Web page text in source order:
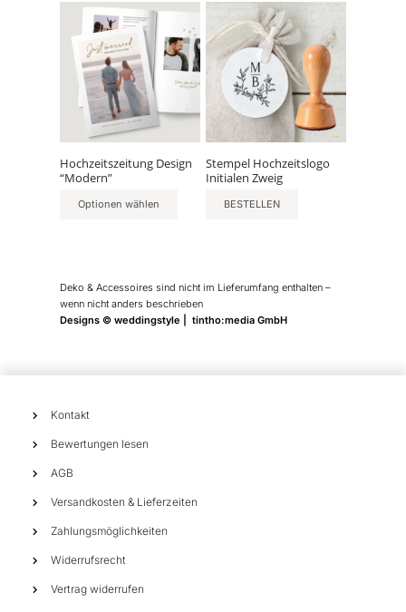
Hochzeitszeitung Design
“Modern”
Optionen wählen
Dieses
Produkt
weist
mehrere
Varianten
auf.
Optionen
können
auf
der
Stempel Hochzeitslogo
Initialen Zweig
BESTELLEN
Deko & Accessoires sind nicht im Lieferumfang enthalten –
wenn nicht anders beschrieben
Designs © weddingstyle | tintho:media GmbH
Kontakt
Bewertungen lesen
AGB
Versandkosten & Lieferzeiten
Zahlungsmöglichkeiten
Widerrufsrecht
Vertrag widerrufen